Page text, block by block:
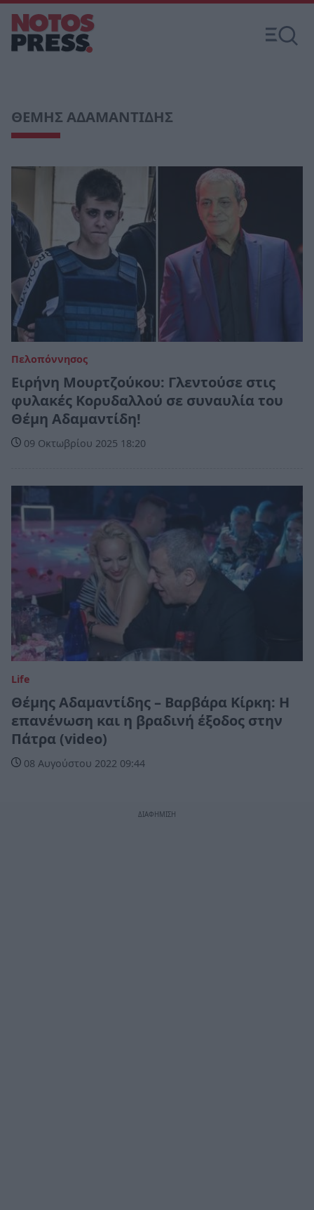
ΘΕΜΗΣ ΑΔΑΜΑΝΤΙΔΗΣ
Πελοπόννησος
Ειρήνη Μουρτζούκου: Γλεντούσε στις
φυλακές Κορυδαλλού σε συναυλία του
Θέμη Αδαμαντίδη!
09 Οκτωβρίου 2025 18:20
Life
Θέμης Αδαμαντίδης – Βαρβάρα Κίρκη: Η
επανένωση και η βραδινή έξοδος στην
Πάτρα (video)
08 Αυγούστου 2022 09:44